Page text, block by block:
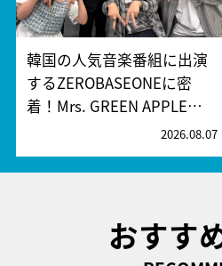
韓国の人気音楽番組に出演
するZEROBASEONEに密
着！Mrs. GREEN APPLE…
2026.08.07
おすす